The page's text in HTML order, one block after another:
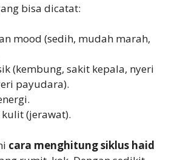
bisa dicatat:
mood (sedih, mudah marah,
(kembung, sakit kepala, nyeri
payudara).
(jerawat).
cara menghitung siklus haid